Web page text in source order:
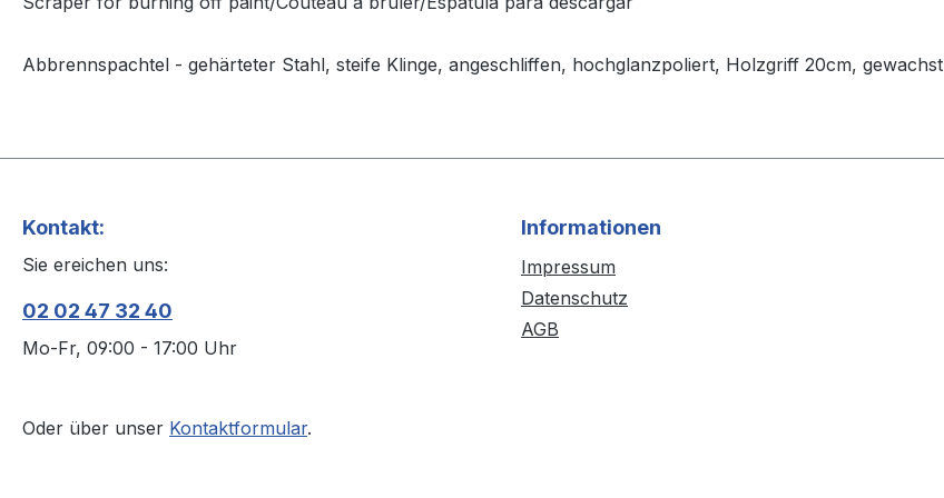
Abbrennspachtel - gehärteter Stahl, steife Klinge, angeschliffen, hochglanzpoliert, Holzgriff 20cm, gewachst
Kontakt:
Sie ereichen uns:
02 02 47 32 40
Mo-Fr, 09:00 - 17:00 Uhr
Oder über unser Kontaktformular.
Informationen
Impressum
Datenschutz
AGB